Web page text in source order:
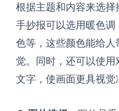
企业服务
私有化部署
管理功能定制 · 专业部署
客户案例
根据主题和内容来选
手抄报可以选用暖色
色等，这些颜色能给
觉。同时，还可以使
文字，使画面更具视觉